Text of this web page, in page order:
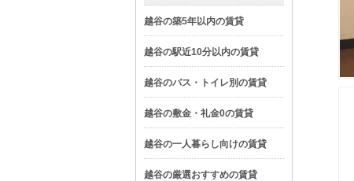
越谷の築5年以内の賃貸
越谷の駅近10分以内の賃貸
越谷のバス・トイレ別の賃貸
越谷の敷金・礼金0の賃貸
越谷の一人暮らし向けの賃貸
越谷の厳選おすすめの賃貸